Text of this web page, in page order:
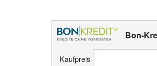
Bon-
Kaufpreis